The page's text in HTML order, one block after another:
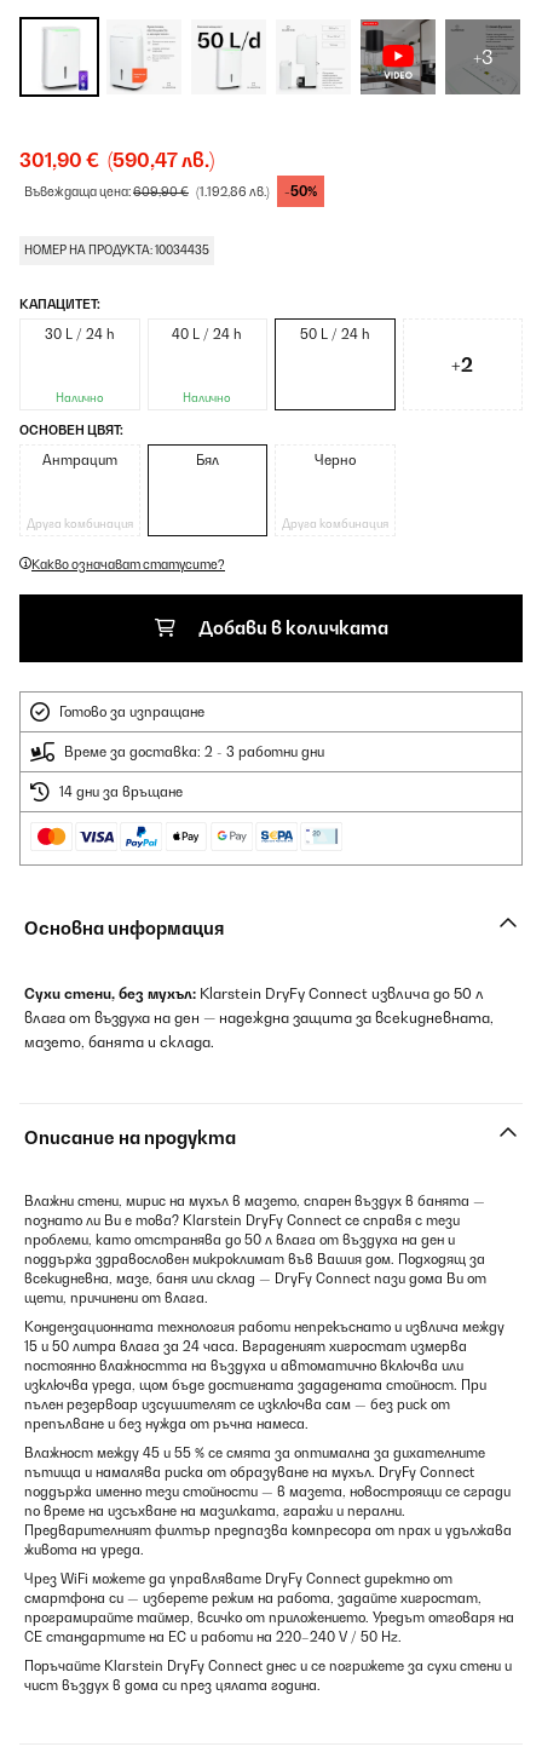
+3
301,90 € (590,47 лв.)
Въвеждаща цена:609,90 € (1.192,86 лв.) -50%
НОМЕР НА ПРОДУКТА: 10034435
КАПАЦИТЕТ:
30 L / 24 h
Налично
40 L / 24 h
Налично
50 L / 24 h
+2
ОСНОВЕН ЦВЯТ:
Антрацит
Друга комбинация
Бял Черно
Друга комбинация
Какво означават статусите?
Добави в количката
Готово за изпращане
Време за доставка: 2 - 3 работни дни
14 дни за връщане
Основна информация
Сухи стени, без мухъл: Klarstein DryFy Connect извлича до 50 л
влага от въздуха на ден — надеждна защита за всекидневната,
мазето, банята и склада.
Описание на продукта
Влажни стени, мирис на мухъл в мазето, спарен въздух в банята —
познато ли Ви е това? Klarstein DryFy Connect се справя с тези
проблеми, като отстранява до 50 л влага от въздуха на ден и
поддържа здравословен микроклимат във Вашия дом. Подходящ за
всекидневна, мазе, баня или склад — DryFy Connect пази дома Ви от
щети, причинени от влага.
Кондензационната технология работи непрекъснато и извлича между
15 и 50 литра влага за 24 часа. Вграденият хигростат измерва
постоянно влажността на въздуха и автоматично включва или
изключва уреда, щом бъде достигната зададената стойност. При
пълен резервоар изсушителят се изключва сам — без риск от
препълване и без нужда от ръчна намеса.
Влажност между 45 и 55 % се смята за оптимална за дихателните
пътища и намалява риска от образуване на мухъл. DryFy Connect
поддържа именно тези стойности — в мазета, новостроящи се сгради
по време на изсъхване на мазилката, гаражи и перални.
Предварителният филтър предпазва компресора от прах и удължава
живота на уреда.
Чрез WiFi можете да управлявате DryFy Connect директно от
смартфона си — изберете режим на работа, задайте хигростат,
програмирайте таймер, всичко от приложението. Уредът отговаря на
CE стандартите на ЕС и работи на 220–240 V / 50 Hz.
Поръчайте Klarstein DryFy Connect днес и се погрижете за сухи стени и
чист въздух в дома си през цялата година.